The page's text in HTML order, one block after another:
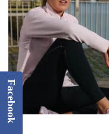
Facebook